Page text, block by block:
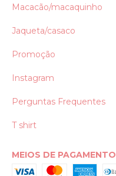
Macacão/macaquinho
Jaqueta/casaco
Promoção
Instagram
Perguntas Frequentes
T shirt
MEIOS DE PAGAMENTO